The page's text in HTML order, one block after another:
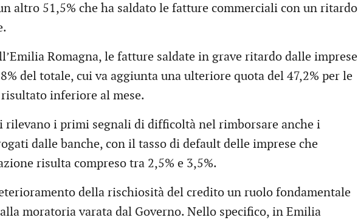
altro 51,5% che ha saldato le fatture commerciali con un ritardo
Romagna, le fatture saldate in grave ritardo dalle imprese
del totale, cui va aggiunta una ulteriore quota del 47,2% per le
inferiore al mese.
rilevano i primi segnali di difficoltà nel rimborsare anche i
dalle banche, con il tasso di default delle imprese che
risulta compreso tra 2,5% e 3,5%.
della rischiosità del credito un ruolo fondamentale
moratoria varata dal Governo. Nello specifico, in Emilia